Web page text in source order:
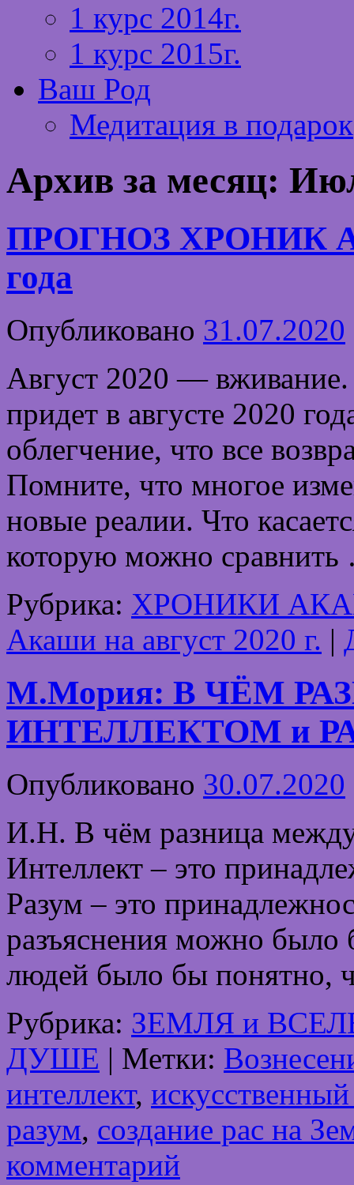
1 курс 2014г.
1 курс 2015г.
Ваш Род
Медитация в подарок
Архив за месяц:
ПРОГНОЗ ХРОНИК
года
Опубликовано 31.07.2020
Август 2020 — вживание.
придет в августе 2020
облегчение, что все
Помните, что многое
новые реалии. Что
которую можно
Рубрика: ХРОНИКИ
Акаши на август 2020 г. |
М.Мория: В ЧЁМ
ИНТЕЛЛЕКТОМ и
Опубликовано 30.07.2020
И.Н. В чём разница
Интеллект – это
Разум – это
разъяснения можно было
людей было бы понятно,
Рубрика: ЗЕМЛЯ и
ДУШЕ | Метки:
интеллект,
разум, создание рас на
комментарий